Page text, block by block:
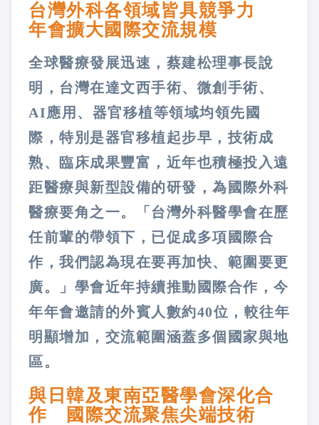
台灣外科各領域皆具競爭力
年會擴大國際交流規模
全球醫療發展迅速，蔡建松理事長說
明，台灣在達文西手術、微創手術、
AI應用、器官移植等領域均領先國
際，特別是器官移植起步早，技術成
熟、臨床成果豐富，近年也積極投入遠
距醫療與新型設備的研發，為國際外科
醫療要角之一。「台灣外科醫學會在歷
任前輩的帶領下，已促成多項國際合
作，我們認為現在要再加快、範圍要更
廣。」學會近年持續推動國際合作，今
年年會邀請的外賓人數約40位，較往年
明顯增加，交流範圍涵蓋多個國家與地
區。
與日韓及東南亞醫學會深化合
作 國際交流聚焦尖端技術